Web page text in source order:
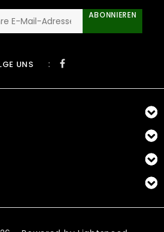
ABONNIEREN
UNS :